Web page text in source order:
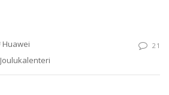
Huawei
Joulukalenteri
21